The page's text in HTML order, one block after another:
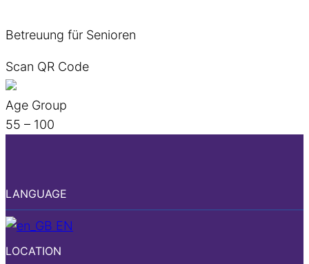
Betreuung für Senioren
Scan QR Code
Age Group
55 – 100
LANGUAGE
EN
LOCATION